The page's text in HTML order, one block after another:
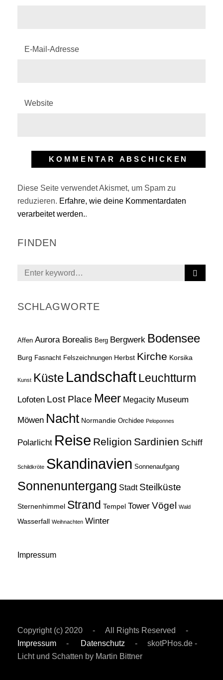
E-Mail-Adresse
Website
Diese Seite verwendet Akismet, um Spam zu
reduzieren. Erfahre, wie deine Kommentardaten
verarbeitet werden..
FINDEN
Search
E
SCHLAGWORTE
Affen Aurora Borealis Berg Bergwerk Bodensee
Burg Fasnacht Felszeichnungen Herbst Kirche Korsika
Kunst Küste LandschaftLeuchtturm
Lofoten Lost Place Meer Megacity Museum
Möwen Nacht Normandie Orchidee Peloponnes
Polarlicht Reise Religion Sardinien Schiff
Schildkröte Skandinavien Sonnenaufgang
Sonnenuntergang Stadt Steilküste
Sternenhimmel Strand Tempel Tower Vögel Wald
Wasserfall Weihnachten Winter
Impressum
Copyright (c) 2020 - All Rights Reserved -
Impressum - Datenschutz - skotPHos.de -
Licht und Schatten by Martin Bittner